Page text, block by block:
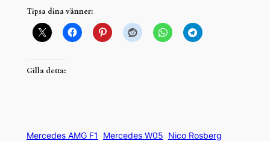
Tipsa dina vänner:
Gilla detta:
Mercedes AMG F1 Mercedes W05 Nico Rosberg